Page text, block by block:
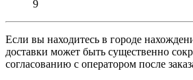
9
Если вы находитесь в городе
доставки может быть существенно
согласованию с оператором после